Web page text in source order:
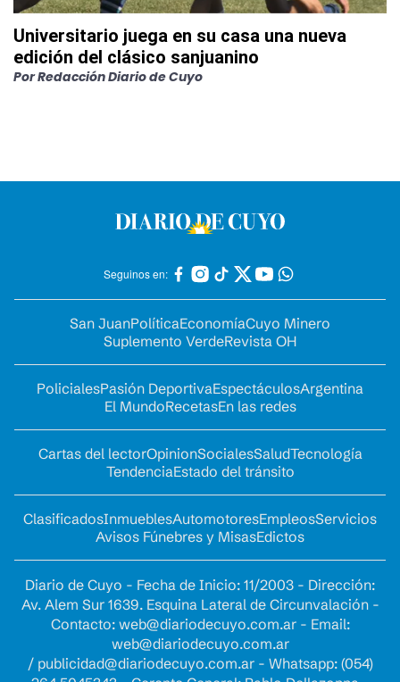
Universitario juega en su casa una nueva
edición del clásico sanjuanino
PorRedacción Diario de Cuyo
Seguinos en:
San JuanPolíticaEconomíaCuyo Minero
Suplemento VerdeRevista OH
PolicialesPasión DeportivaEspectáculosArgentina
El MundoRecetasEn las redes
Cartas del lectorOpinionSocialesSaludTecnología
TendenciaEstado del tránsito
ClasificadosInmueblesAutomotoresEmpleosServicios
Avisos Fúnebres y MisasEdictos
Diario de Cuyo - Fecha de Inicio: 11/2003 - Dirección:
Av. Alem Sur 1639. Esquina Lateral de Circunvalación -
Contacto: web@diariodecuyo.com.ar- Email:
web@diariodecuyo.com.ar
/ publicidad@diariodecuyo.com.ar- Whatsapp: (054)